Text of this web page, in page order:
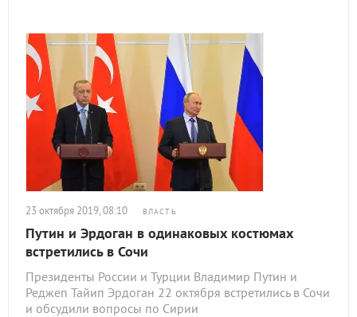
23 октября 2019, 08:10 ВЛАСТЬ
Путин и Эрдоган в одинаковых костюмах
встретились в Сочи
Президенты России и Турции Владимир Путин и
Реджеп Тайип Эрдоган 22 октября встретились в Сочи
и обсудили вопросы по Сирии